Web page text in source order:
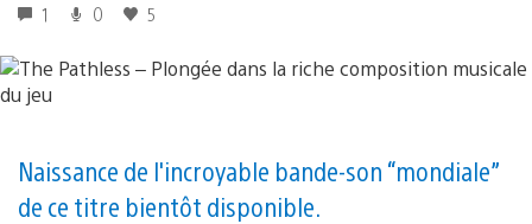
1 0 5
Naissance de l'incroyable bande-son “mondiale”
de ce titre bientôt disponible.